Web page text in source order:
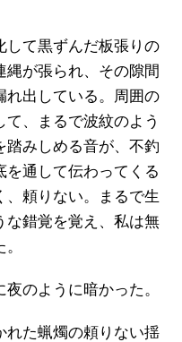
して黒ずんだ板張りの
が張られ、その隙間
れ出している。周囲の
、まるで波紋のよう
踏みしめる音が、不釣
を通して伝わってくる
頼りない。まるで生
な錯覚を覚え、私は無
のように暗かった。
れた蝋燭の頼りない揺